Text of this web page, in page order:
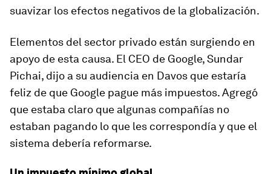
suavizar los efectos negativos de la globalización.
Elementos del sector privado están surgiendo en
apoyo de esta causa. El CEO de Google, Sundar
Pichai, dijo a su audiencia en Davos que estaría
feliz de que Google pague más impuestos. Agregó
que estaba claro que algunas compañías no
estaban pagando lo que les correspondía y que el
sistema debería reformarse.